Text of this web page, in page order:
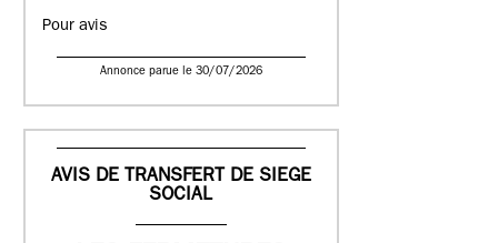
Pour avis
Annonce parue le 30/07/2026
AVIS DE TRANSFERT DE SIEGE
SOCIAL